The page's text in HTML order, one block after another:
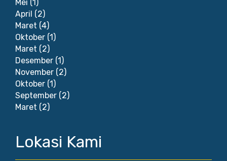
Mei (1)
April (2)
Maret (4)
Oktober (1)
Maret (2)
Desember (1)
November (2)
Oktober (1)
September (2)
Maret (2)
Lokasi Kami